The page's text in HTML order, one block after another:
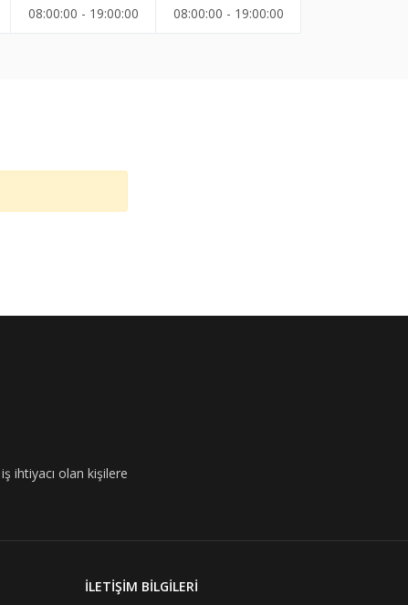
08:00:00 - 19:00:00 08:00:00 - 19:00:00
ihtiyacı olan kişilere
İLETİŞİM BİLGİLERİ